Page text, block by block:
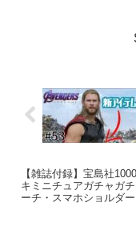
【雑誌付録】宝島社
キミニチュアガチャガ
ーチ・スマホショルダ